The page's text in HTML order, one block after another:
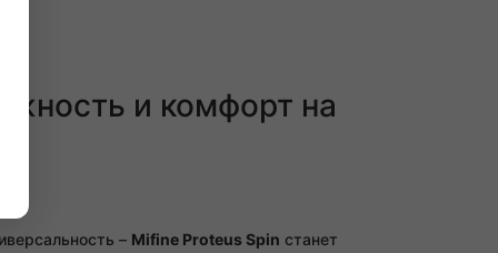
и комфорт на
– Mifine Proteus Spin станет